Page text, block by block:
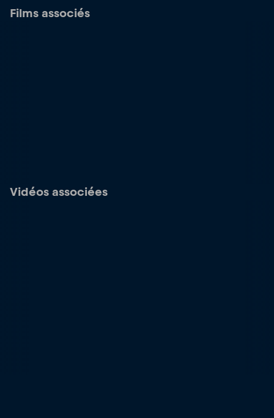
Films associés
Vidéos associées